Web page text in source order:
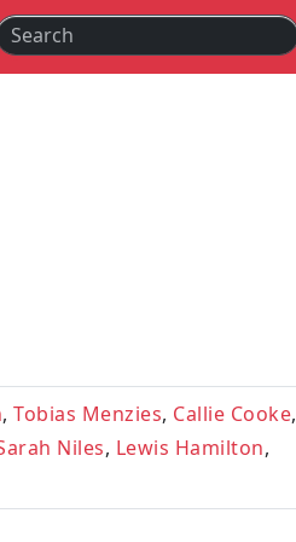
, Tobias Menzies, Callie Cooke,
Niles, Lewis Hamilton,